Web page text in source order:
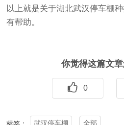
以上就是关于湖北武汉停车棚
有帮助。
你觉得这篇文
0
标签： 武汉停车棚 全部